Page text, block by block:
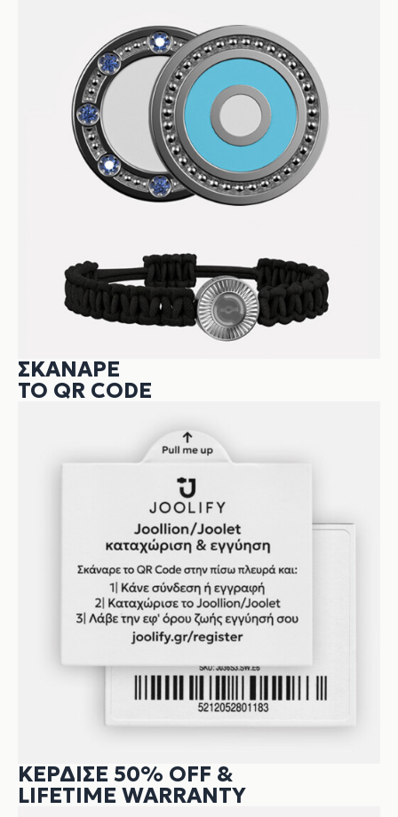
ΣΚΆΝΑΡΕ
ΤΟ QR CODE
ΚΕΡΔΙΣΕ 50% OFF &
LIFETIME WARRANTY